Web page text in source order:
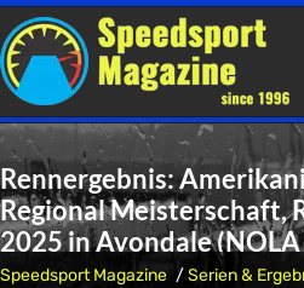
Rennergebnis:
Regional Meisterschaft,
2025 in Avondale
Speedsport Magazine Serien &